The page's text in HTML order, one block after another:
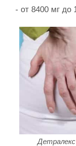
- от 8400 мг до